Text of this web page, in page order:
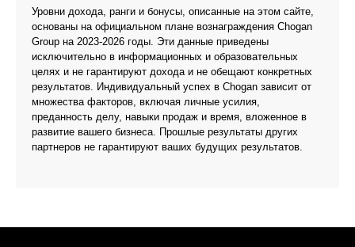
Уровни дохода, ранги и бонусы, описанные на этом сайте,
основаны на официальном плане вознаграждения Chogan
Group на 2023-2026 годы. Эти данные приведены
исключительно в информационных и образовательных
целях и не гарантируют дохода и не обещают конкретных
результатов. Индивидуальный успех в Chogan зависит от
множества факторов, включая личные усилия,
преданность делу, навыки продаж и время, вложенное в
развитие вашего бизнеса. Прошлые результаты других
партнеров не гарантируют ваших будущих результатов.